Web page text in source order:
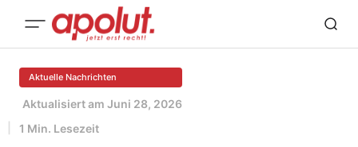
Aktuelle Nachrichten
Aktualisiert am Juni 28, 2026
1 Min. Lesezeit